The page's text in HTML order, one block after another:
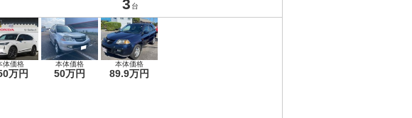
3 台
体価格
万円
本体価格
50万円
本体価格
89.9万円